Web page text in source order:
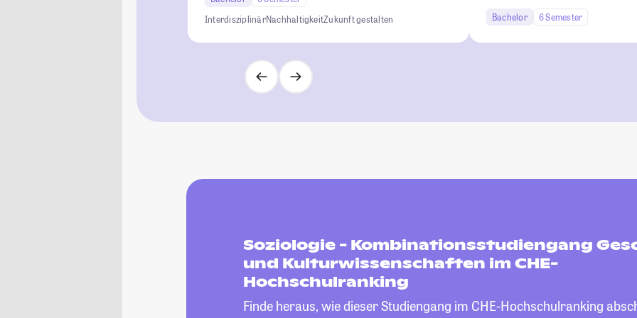
InterdisziplinärNachhaltigkeitZukunft gestalten Bachelor 6 Semester
Soziologie - Kombinationsstudiengang
und Kulturwissenschaften im CHE-
Hochschulranking
Finde heraus, wie dieser Studiengang im CHE-Hochschulranking